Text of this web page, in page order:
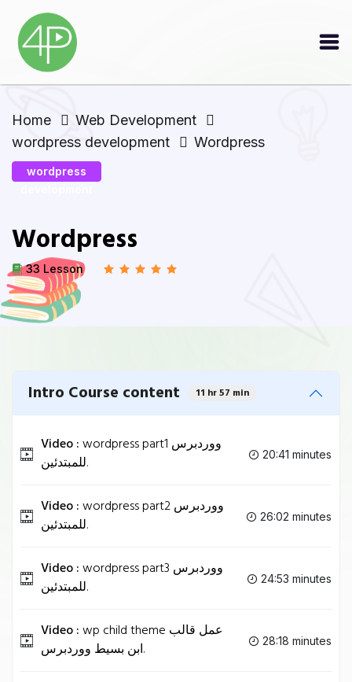
Home
Web Development
wordpress development
Wordpress
wordpress
Wordpress
33 Lesson
Intro Course content 11 hr 57 min
Video :wordpress part1 ووردبرس
للمبتدئين.
20:41 minutes
Video :wordpress part2 ووردبرس
للمبتدئين.
26:02 minutes
Video :wordpress part3 ووردبرس
للمبتدئين.
24:53 minutes
Video :wp child theme عمل قالب
ابن بسيط ووردبرس.
28:18 minutes